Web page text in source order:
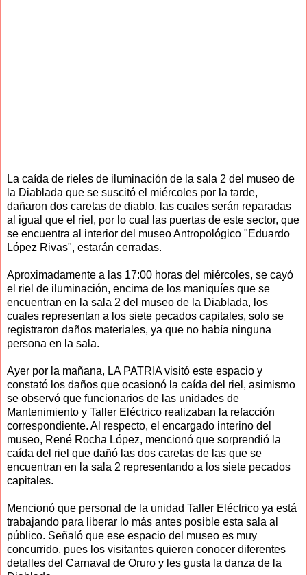
La caída de rieles de iluminación de la sala 2 del museo de
la Diablada que se suscitó el miércoles por la tarde,
dañaron dos caretas de diablo, las cuales serán reparadas
al igual que el riel, por lo cual las puertas de este sector, que
se encuentra al interior del museo Antropológico "Eduardo
López Rivas", estarán cerradas.
Aproximadamente a las 17:00 horas del miércoles, se cayó
el riel de iluminación, encima de los maniquíes que se
encuentran en la sala 2 del museo de la Diablada, los
cuales representan a los siete pecados capitales, solo se
registraron daños materiales, ya que no había ninguna
persona en la sala.
Ayer por la mañana, LA PATRIA visitó este espacio y
constató los daños que ocasionó la caída del riel, asimismo
se observó que funcionarios de las unidades de
Mantenimiento y Taller Eléctrico realizaban la refacción
correspondiente. Al respecto, el encargado interino del
museo, René Rocha López, mencionó que sorprendió la
caída del riel que dañó las dos caretas de las que se
encuentran en la sala 2 representando a los siete pecados
capitales.
Mencionó que personal de la unidad Taller Eléctrico ya está
trabajando para liberar lo más antes posible esta sala al
público. Señaló que ese espacio del museo es muy
concurrido, pues los visitantes quieren conocer diferentes
detalles del Carnaval de Oruro y les gusta la danza de la